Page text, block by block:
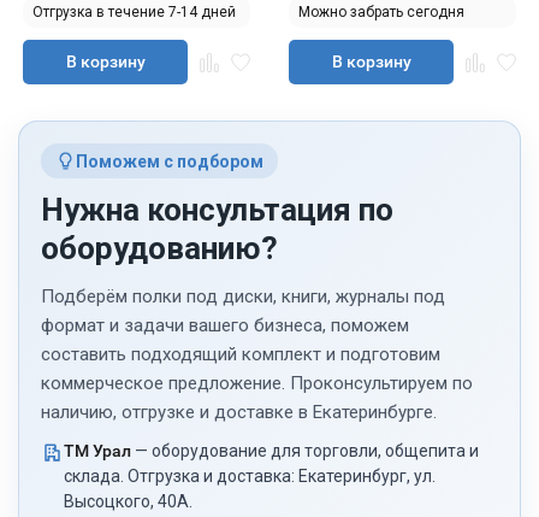
Отгрузка в течение 7-14 дней
В корзину
Можно забрать сегодня
В корзину
Поможем с подбором
Нужна консультация по
оборудованию?
Подберём полки под диски, книги, журналы под
формат и задачи вашего бизнеса, поможем
составить подходящий комплект и подготовим
коммерческое предложение. Проконсультируем по
наличию, отгрузке и доставке в Екатеринбурге.
ТМ Урал — оборудование для торговли, общепита и
склада. Отгрузка и доставка: Екатеринбург, ул.
Высоцкого, 40А.